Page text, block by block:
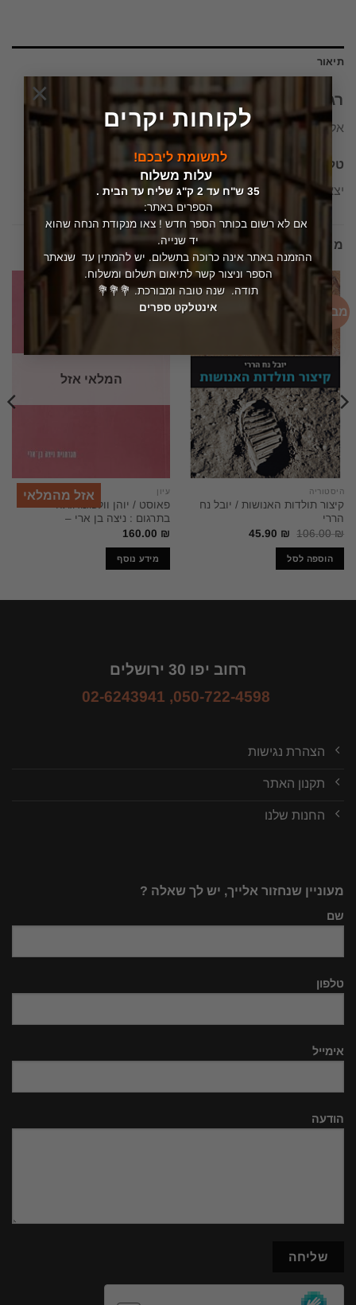
לקוחות יקרים
לתשומת ליבכם!
עלות משלוח
35 ש"ח עד 2 ק"ג שליח עד הבית .
הספרים באתר:
אם לא רשום בכותר הספר חדש ! צאו מנקודת הנחה שהוא
יד שנייה.
ההזמנה באתר אינה כרוכה בתשלום. יש להמתין עד שנאתר
הספר וניצור קשר לתיאום תשלום ומשלוח.
תודה. שנה טובה ומבורכת. 💐💐💐
אינטלקט ספרים
×
תיאור
רגעי תיקון
אלימות פוליטית,ארכיטקטורה והמרחב העירוני בתל אביב
טלי חתוקה
יצא לאור ע"י
הוצאת רסלינג , בשנת2008, מכיל 262 עמודים
מוצרים קשורים
מבצע!
היסטוריה
קיצור תולדות האנושות / יובל נח
הררי
106.00₪
המחיר
היה:
106.00 ₪.
45.90 ₪
המחיר
הוספה לסל
המלאי אזל
אזל מהמלאי עיון
פאוסט / יוהן וולפגנג גתה –
בתרגום : ניצה בן ארי –
160.00 ₪
מידע נוסף
רחוב יפו 30 ירושלים
050-722-4598
,
02-6243941
הצהרת נגישות
תקנון האתר
החנות שלנו
מעוניין שנחזור אלייך, יש לך שאלה ?
שם
טלפון
אימייל
הודעה